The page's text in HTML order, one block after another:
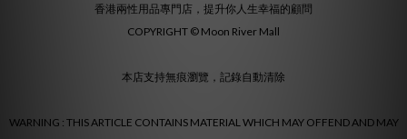
香港兩性用品專門店，提升你人生幸福的顧問
COPYRIGHT © Moon River Mall
本店支持無痕瀏覽，記錄自動清除
WARNING : THIS ARTICLE CONTAINS MATERIAL WHICH MAY OFFEND AND MAY